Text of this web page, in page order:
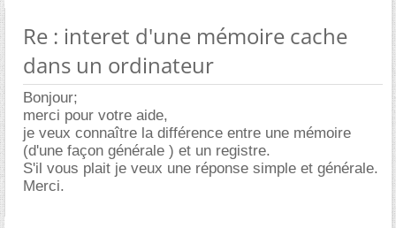
Re : interet d'une mémoire cache
dans un ordinateur
Bonjour;
merci pour votre aide,
je veux connaître la différence entre une mémoire
(d'une façon générale ) et un registre.
S'il vous plait je veux une réponse simple et générale.
Merci.